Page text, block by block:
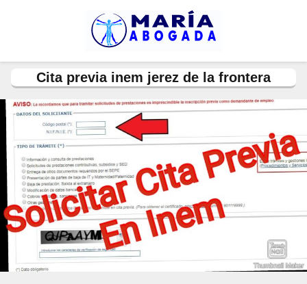
Cita previa inem jerez de la frontera